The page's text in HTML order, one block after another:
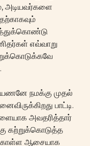
அடியவர்களை
எவ்வாறு
நமக்கு முதல்
பாட்டி.
அவதரித்தார்
கற்றுக்கொடுத்த
ஆசையாக